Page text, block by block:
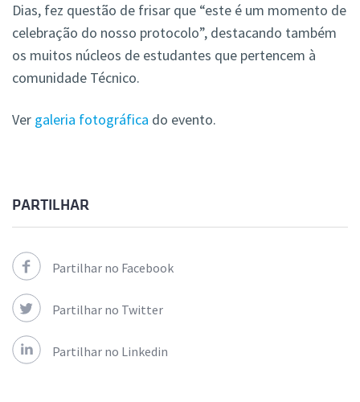
Dias, fez questão de frisar que “este é um momento de
celebração do nosso protocolo”, destacando também
os muitos núcleos de estudantes que pertencem à
comunidade Técnico.
Ver galeria fotográfica do evento.
PARTILHAR
Partilhar no Facebook
Partilhar no Twitter
Partilhar no Linkedin